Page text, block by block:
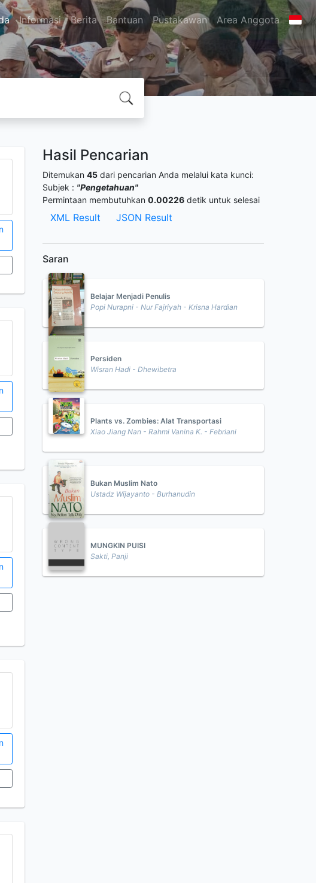
Informasi Berita Bantuan Pustakawan Area Anggota
Hasil Pencarian
Ditemukan 45 dari pencarian Anda melalui kata kunci:
Subjek : "Pengetahuan"
Permintaan membutuhkan 0.00226 detik untuk selesai
XML Result JSON Result
Saran
Belajar Menjadi Penulis
Popi Nurapni - Nur Fajriyah - Krisna Hardian
Persiden
Wisran Hadi - Dhewibetra
Plants vs. Zombies: Alat Transportasi
Xiao Jiang Nan - Rahmi Vanina K. - Febriani
Bukan Muslim Nato
Ustadz Wijayanto - Burhanudin
MUNGKIN PUISI
Sakti, Panji